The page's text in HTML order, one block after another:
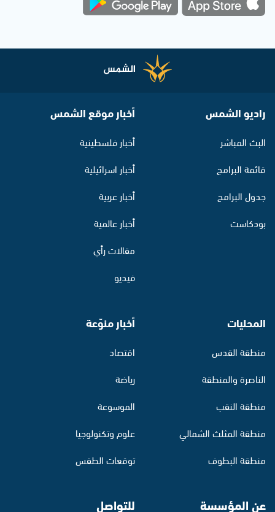
راديو الشمس
البث المباشر
قائمة البرامج
جدول البرامج
بودكاست
أخبار موقع الشمس
أخبار فلسطينية
أخبار اسرائيلية
أخبار عربية
أخبار عالمية
مقالات رأي
فيديو
المحليات
منطقة القدس
الناصرة والمنطقة
منطقة النقب
منطقة المثلث الشمالي
منطقة البطوف
أخبار منوّعة
اقتصاد
رياضة
الموسوعة
علوم وتكنولوجيا
توقعات الطقس
عن المؤسسة للتواصل